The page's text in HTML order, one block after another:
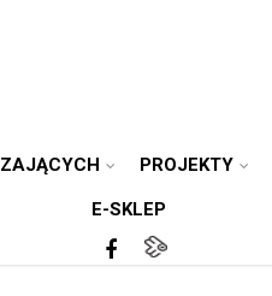
PROJEKTY
E-SKLEP